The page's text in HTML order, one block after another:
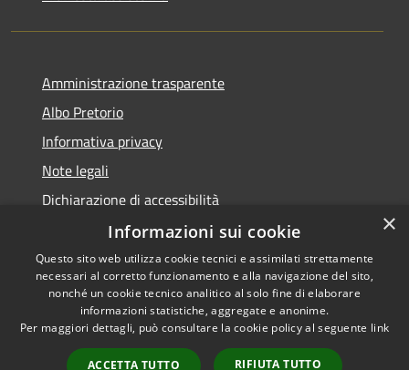
Amministrazione trasparente
Albo Pretorio
Informativa privacy
Note legali
Dichiarazione di accessibilità
Accessibilità
Privacy
Copyright © 2026 • Comune di
Campo Calabro • Powered by
Municipium•Accesso
redazione
×
Informazioni sui cookie
Questo sito web utilizza cookie tecnici e assimilati strettamente
necessari al corretto funzionamento e alla navigazione del sito,
nonché un cookie tecnico analitico al solo fine di elaborare
informazioni statistiche, aggregate e anonime.
Per maggiori dettagli, può consultare la cookie policy al seguente link
ACCETTA TUTTO RIFIUTA TUTTO